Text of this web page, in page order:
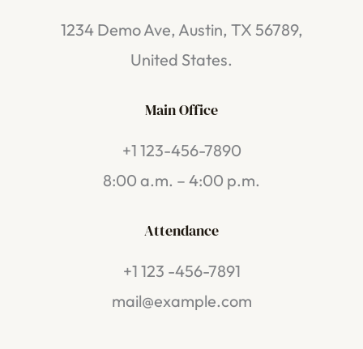
1234 Demo Ave, Austin, TX 56789,
United States.
Main Office
+1 123-456-7890
8:00 a.m. – 4:00 p.m.
Attendance
+1 123 -456-7891
mail@example.com